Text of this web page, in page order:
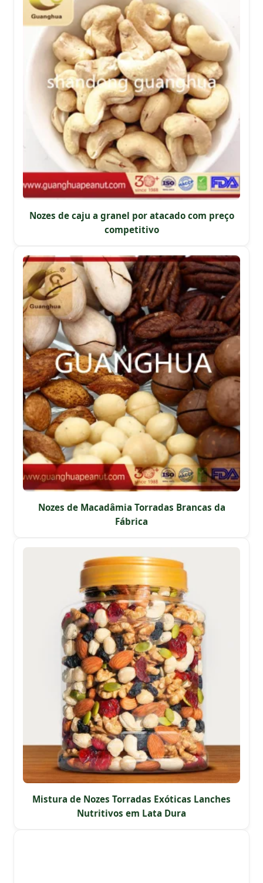
Nozes de caju a granel por atacado com preço
competitivo
Nozes de Macadâmia Torradas Brancas da
Fábrica
Mistura de Nozes Torradas Exóticas Lanches
Nutritivos em Lata Dura